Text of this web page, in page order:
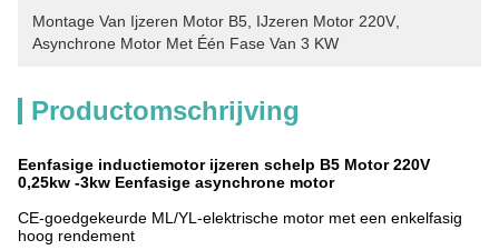
Montage Van Ijzeren Motor B5 IJzeren Motor 220V
Asynchrone Motor Met Één Fase Van 3 KW
Productomschrijving
Eenfasige inductiemotor ijzeren schelp B5 Motor 220V
0,25kw -3kw Eenfasige asynchrone motor
CE-goedgekeurde ML/YL-elektrische motor met een enkelfasig
hoog rendement